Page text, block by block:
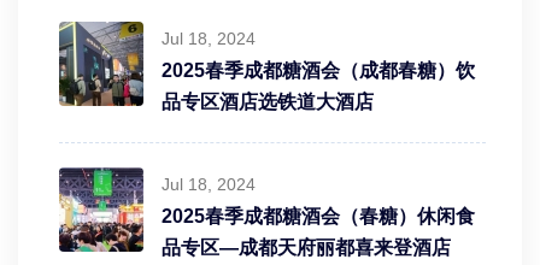
Jul 18, 2024
2025春季成都糖酒会（成都春糖）饮
品专区酒店选铁道大酒店
Jul 18, 2024
2025春季成都糖酒会（春糖）休闲食
品专区—成都天府丽都喜来登酒店